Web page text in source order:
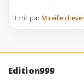
Ecrit par Mireille
Edition999